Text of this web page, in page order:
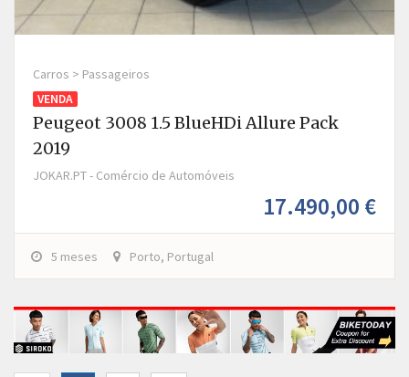
Carros > Passageiros
VENDA
Peugeot 3008 1.5 BlueHDi Allure Pack
2019
JOKAR.PT - Comércio de Automóveis
17.490,00 €
5 meses Porto, Portugal